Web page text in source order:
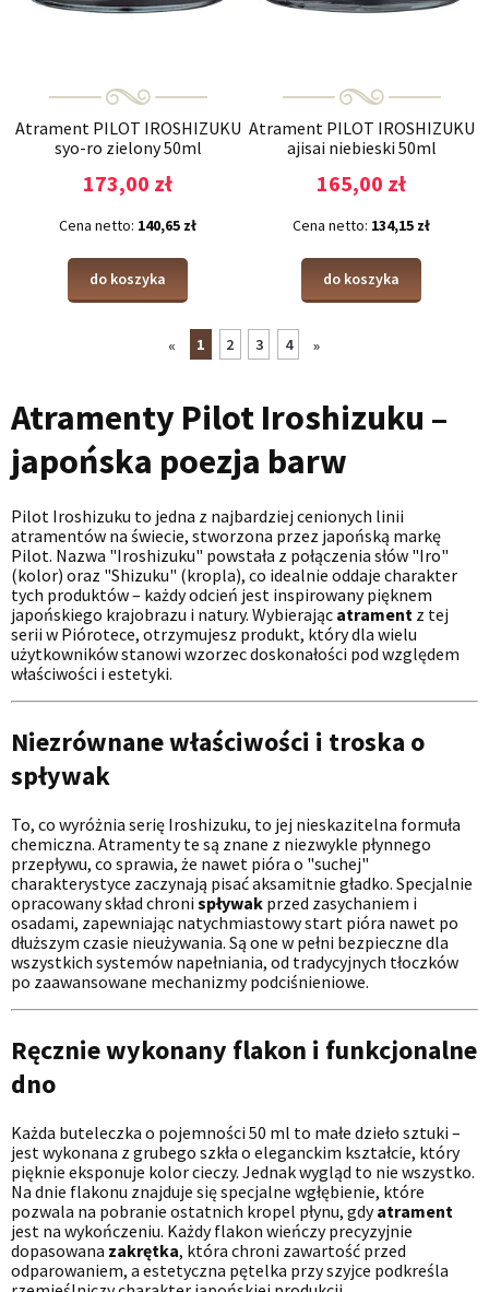
Atrament PILOT IROSHIZUKU
syo-ro zielony 50ml
173,00 zł
Cena netto: 140,65 zł
do koszyka
Atrament PILOT IROSHIZUKU
ajisai niebieski 50ml
165,00 zł
Cena netto: 134,15 zł
do koszyka
« 1 2 3 4 »
Atramenty Pilot Iroshizuku –
japońska poezja barw
Pilot Iroshizuku to jedna z najbardziej cenionych linii
atramentów na świecie, stworzona przez japońską markę
Pilot. Nazwa "Iroshizuku" powstała z połączenia słów "Iro"
(kolor) oraz "Shizuku" (kropla), co idealnie oddaje charakter
tych produktów – każdy odcień jest inspirowany pięknem
japońskiego krajobrazu i natury. Wybierając atrament z tej
serii w Piórotece, otrzymujesz produkt, który dla wielu
użytkowników stanowi wzorzec doskonałości pod względem
właściwości i estetyki.
Niezrównane właściwości i troska o
spływak
To, co wyróżnia serię Iroshizuku, to jej nieskazitelna formuła
chemiczna. Atramenty te są znane z niezwykle płynnego
przepływu, co sprawia, że nawet pióra o "suchej"
charakterystyce zaczynają pisać aksamitnie gładko. Specjalnie
opracowany skład chroni spływak przed zasychaniem i
osadami, zapewniając natychmiastowy start pióra nawet po
dłuższym czasie nieużywania. Są one w pełni bezpieczne dla
wszystkich systemów napełniania, od tradycyjnych tłoczków
po zaawansowane mechanizmy podciśnieniowe.
Ręcznie wykonany flakon i funkcjonalne
dno
Każda buteleczka o pojemności 50 ml to małe dzieło sztuki –
jest wykonana z grubego szkła o eleganckim kształcie, który
pięknie eksponuje kolor cieczy. Jednak wygląd to nie wszystko.
Na dnie flakonu znajduje się specjalne wgłębienie, które
pozwala na pobranie ostatnich kropel płynu, gdyatrament
jest na wykończeniu. Każdy flakon wieńczy precyzyjnie
dopasowana zakrętka, która chroni zawartość przed
odparowaniem, a estetyczna pętelka przy szyjce podkreśla